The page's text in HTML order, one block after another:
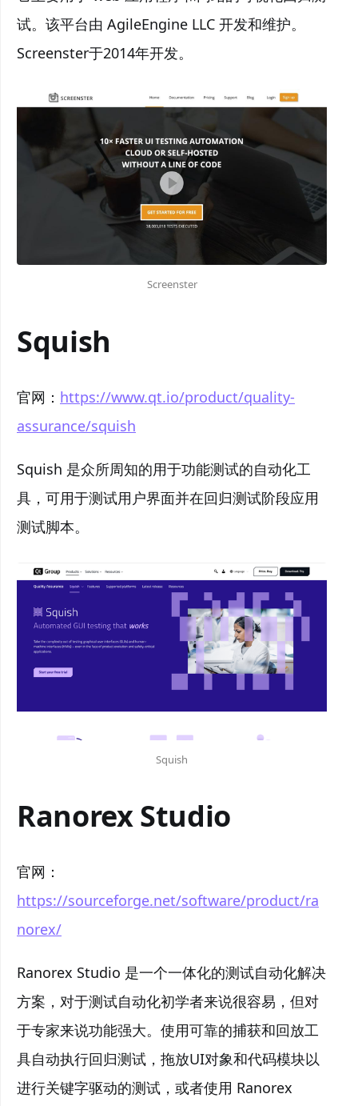
试。该平台由 AgileEngine LLC 开发和维护。
Screenster于2014年开发。
Screenster
Squish
官网： https://www.qt.io/product/quality-
assurance/squish
Squish 是众所周知的用于功能测试的自动化工
具，可用于测试用户界面并在回归测试阶段应用
测试脚本。
Squish
Ranorex Studio
官网：
https://sourceforge.net/software/product/ra
norex/
Ranorex Studio 是一个一体化的测试自动化解决
方案，对于测试自动化初学者来说很容易，但对
于专家来说功能强大。使用可靠的捕获和回放工
具自动执行回归测试，拖放UI对象和代码模块以
进行关键字驱动的测试，或者使用 Ranorex